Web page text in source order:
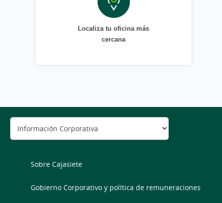
Localiza tu oficina más
cercana
Sobre Cajasiete
Gobierno Corporativo y política de remuneraciones